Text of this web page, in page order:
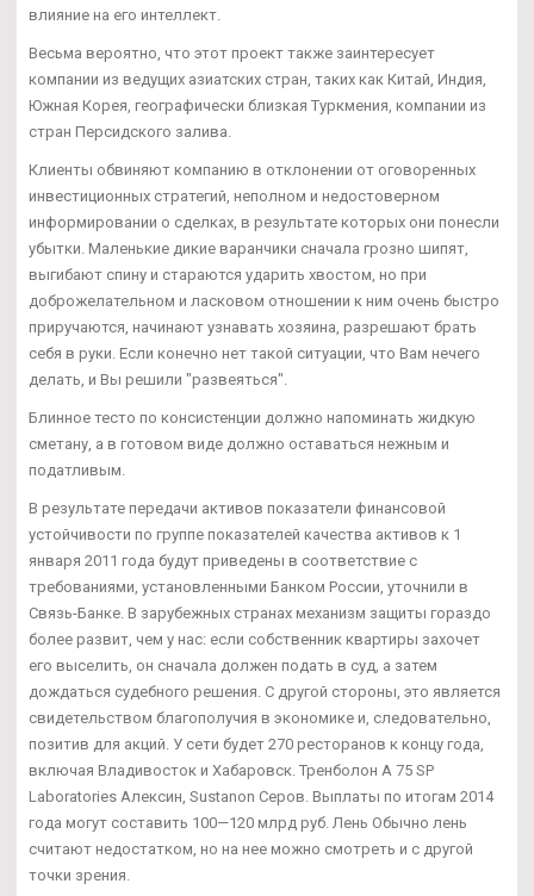
влияние на его интеллект.
Весьма вероятно, что этот проект также заинтересует
компании из ведущих азиатских стран, таких как Китай, Индия,
Южная Корея, географически близкая Туркмения, компании из
стран Персидского залива.
Клиенты обвиняют компанию в отклонении от оговоренных
инвестиционных стратегий, неполном и недостоверном
информировании о сделках, в результате которых они понесли
убытки. Маленькие дикие варанчики сначала грозно шипят,
выгибают спину и стараются ударить хвостом, но при
доброжелательном и ласковом отношении к ним очень быстро
приручаются, начинают узнавать хозяина, разрешают брать
себя в руки. Если конечно нет такой ситуации, что Вам нечего
делать, и Вы решили "развеяться".
Блинное тесто по консистенции должно напоминать жидкую
сметану, а в готовом виде должно оставаться нежным и
податливым.
В результате передачи активов показатели финансовой
устойчивости по группе показателей качества активов к 1
января 2011 года будут приведены в соответствие с
требованиями, установленными Банком России, уточнили в
Связь-Банке. В зарубежных странах механизм защиты гораздо
более развит, чем у нас: если собственник квартиры захочет
его выселить, он сначала должен подать в суд, а затем
дождаться судебного решения. С другой стороны, это является
свидетельством благополучия в экономике и, следовательно,
позитив для акций. У сети будет 270 ресторанов к концу года,
включая Владивосток и Хабаровск. Тренболон A 75 SP
Laboratories Алексин, Sustanon Серов. Выплаты по итогам 2014
года могут составить 100—120 млрд руб. Лень Обычно лень
считают недостатком, но на нее можно смотреть и с другой
точки зрения.